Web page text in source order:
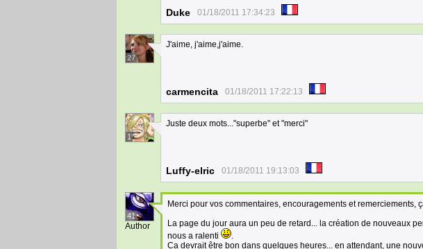
Duke 01/18/2011 17:34:23
27
J'aime, j'aime,j'aime.
carmencita 01/18/2011 17:22:13
1
Juste deux mots..."superbe" et "merci"
Luffy-elric 01/18/2011 19:13:03
41
Author
Merci pour vos commentaires, encouragements et remerciements,
La page du jour aura un peu de retard... la création de nouveaux
nous a ralenti
.
Ca devrait être bon dans quelques heures... en attendant, une